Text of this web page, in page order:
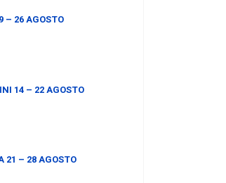
– 26 AGOSTO
14 – 22 AGOSTO
21 – 28 AGOSTO